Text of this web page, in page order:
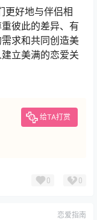
更好地与伴侣相
彼此的差异、有
求和共同创造美
立美满的恋爱关
给TA打赏
0 0
恋爱指南